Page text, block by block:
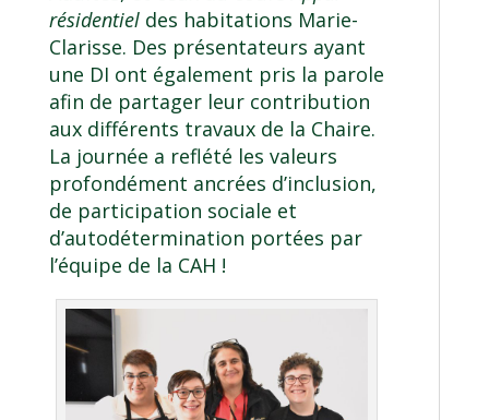
résidentieldes habitations Marie-
Clarisse. Des présentateurs ayant
une DI ont également pris la parole
afin de partager leur contribution
aux différents travaux de la Chaire.
La journée a reflété les valeurs
profondément ancrées d’inclusion,
de participation sociale et
d’autodétermination portées par
l’équipe de la CAH !